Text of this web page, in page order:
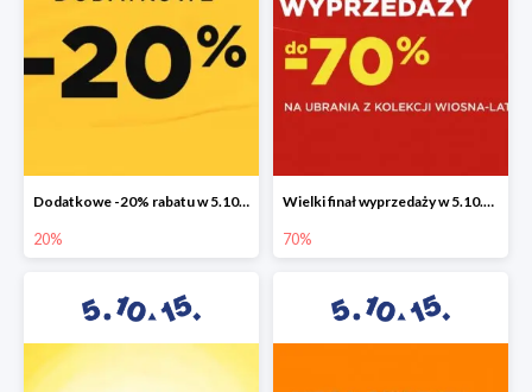
Dodatkowe -20% rabatu w 5.10.15
20%
Wielki finał wyprzedaży w 5.10.15 do -70%
70%